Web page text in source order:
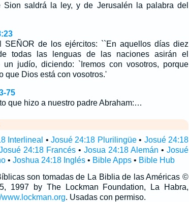
Sion saldrá la ley, y de Jerusalén la palabra del
SEÑOR de los ejércitos: ``En aquellos días diez
todas las lenguas de las naciones asirán el
un judío, diciendo: `Iremos con vosotros, porque
que Dios está con vosotros.'
75
que hizo a nuestro padre Abraham:…
Interlineal •Josué 24:18 Plurilingüe• Josué 24:18
24:18 Francés •Josua 24:18 Alemán • Josué
• Joshua 24:18 Inglés• Bible Apps• Bible Hub
son tomadas de La Biblia de las Américas ©
1997 by The Lockman Foundation, La Habra,
www.lockman.org. Usadas con permiso.